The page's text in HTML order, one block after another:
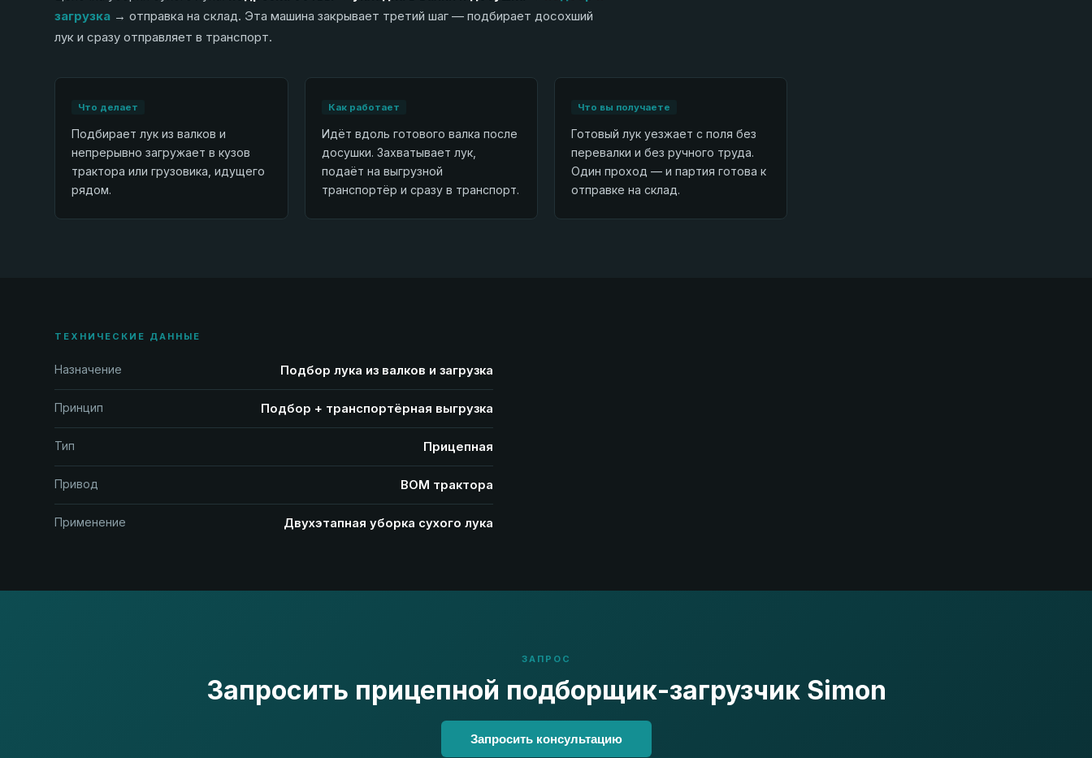
загрузка → отправка на склад. Эта машина закрывает третий шаг — подбирает досохший
лук и сразу отправляет в транспорт.
Что делает
Подбирает лук из валков и
непрерывно загружает в кузов
трактора или грузовика, идущего
рядом.
Как работает
Идёт вдоль готового валка после
досушки. Захватывает лук,
подаёт на выгрузной
транспортёр и сразу в транспорт.
Что вы получаете
Готовый лук уезжает с поля без
перевалки и без ручного труда.
Один проход — и партия готова к
отправке на склад.
ТЕХНИЧЕСКИЕ ДАННЫЕ
Назначение Подбор лука из валков и загрузка
Принцип Подбор + транспортёрная выгрузка
Тип Прицепная
Привод ВОМ трактора
Применение Двухэтапная уборка сухого лука
ЗАПРОС
Запросить прицепной подборщик-загрузчик Simon
Запросить консультацию